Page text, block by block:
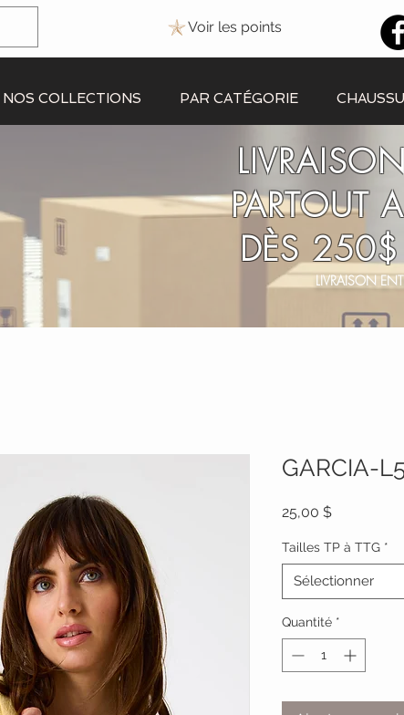
Voir les points
NOS COLLECTIONS PAR CATÉGORIE
PARTOUT
DÈS
LIVRAISON
GARCIA-
25,00 $Prix
Tailles TP à TTG *
Sélectionner
Quantité *